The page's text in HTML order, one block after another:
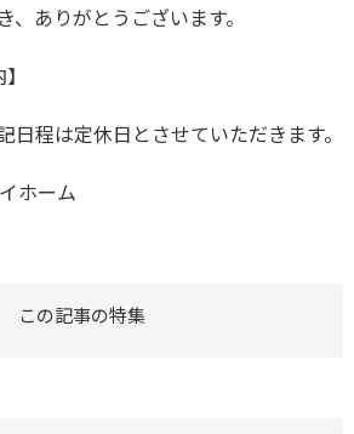
、ありがとうございます。
日程は定休日とさせていただきます。
ホーム
この記事の特集